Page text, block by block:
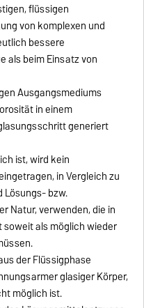
flüssigen
von komplexen und
bessere
als beim Einsatz von
Ausgangsmediums
in einem
generiert
ist, wird kein
in Vergleich zu
bzw.
Natur, verwenden, die in
als möglich wieder
der Flüssigphase
glasiger Körper,
möglich ist.